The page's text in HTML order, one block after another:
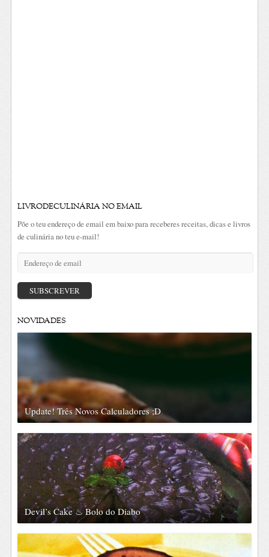
LIVRODECULINÁRIA NO EMAIL
Põe o teu endereço de email em baixo para receberes receitas, dicas e livros
de culinária no teu e-mail!
Endereço
email
SUBSCREVER
NOVIDADES
Update! Três Novos Calculadores ;D
Devil’s Cake ♨ Bolo do Diabo